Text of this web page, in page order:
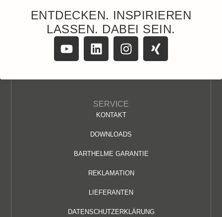
ENTDECKEN. INSPIRIEREN
LASSEN. DABEI SEIN.
SERVICE
KONTAKT
DOWNLOADS
BARTHELME GARANTIE
REKLAMATION
LIEFERANTEN
DATENSCHUTZERKLÄRUNG